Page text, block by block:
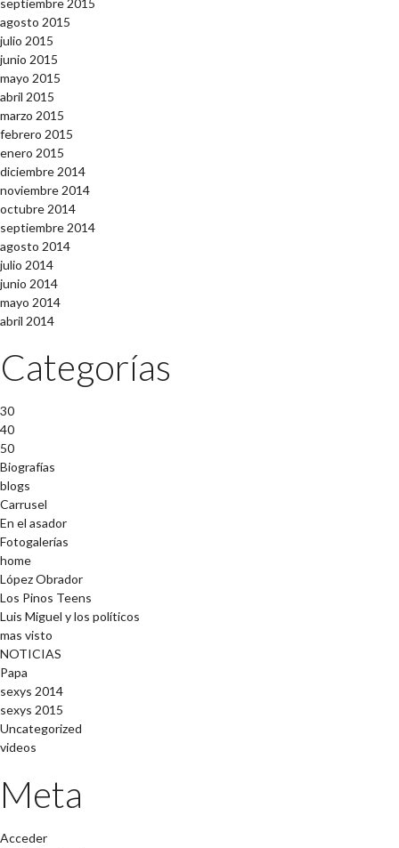
agosto 2015
julio 2015
junio 2015
mayo 2015
abril 2015
marzo 2015
febrero 2015
enero 2015
diciembre 2014
noviembre 2014
octubre 2014
septiembre 2014
agosto 2014
julio 2014
junio 2014
mayo 2014
abril 2014
Categorías
30
40
50
Biografías
blogs
Carrusel
En el asador
Fotogalerías
home
López Obrador
Los Pinos Teens
Luis Miguel y los políticos
mas visto
NOTICIAS
Papa
sexys 2014
sexys 2015
Uncategorized
videos
Meta
Acceder